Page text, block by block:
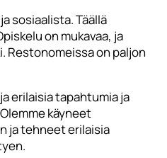
sosiaalista. Täällä
on mukavaa, ja
Restonomeissa on paljon
erilaisia tapahtumia ja
käyneet
ja tehneet erilaisia